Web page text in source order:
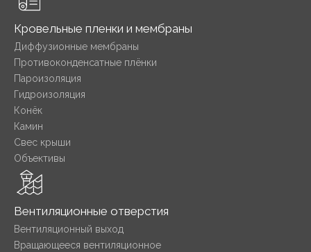
Кровельные пленки и мембраны
Диффузионные мембраны
Противоконденсатные плёнки
Пароизоляция
Гидроизоляция
Конёк
Камин
Свес крыши
Объективы
Вентиляционные отверстия
Вентиляционный выход
Вращающееся вентиляционное